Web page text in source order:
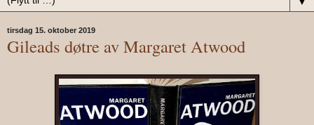
tirsdag 15. oktober 2019
Gileads døtre av Margaret Atwood